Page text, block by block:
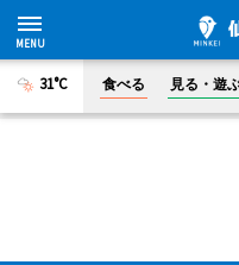
31°C 食べる 見る・遊